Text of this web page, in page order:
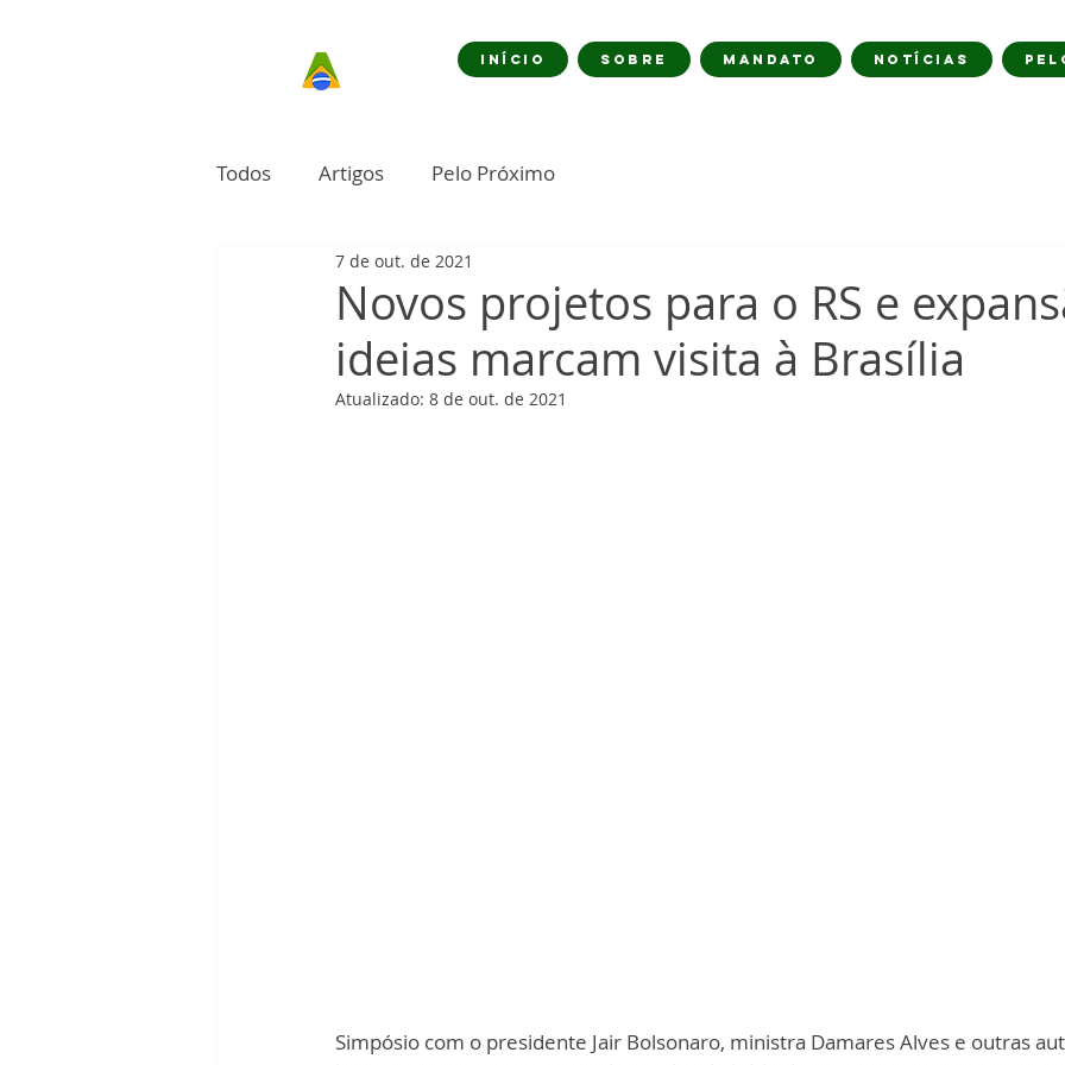
INÍCIO SOBRE MANDATO NOTÍCIAS
Todos Artigos Pelo Próximo
Novos projetos para o RS e
ideias marcam visita à Brasília
7 de out. de 2021
Atualizado: 8 de out. de 2021
Simpósio com o presidente Jair Bolsonaro, ministra Damares Alves e outras